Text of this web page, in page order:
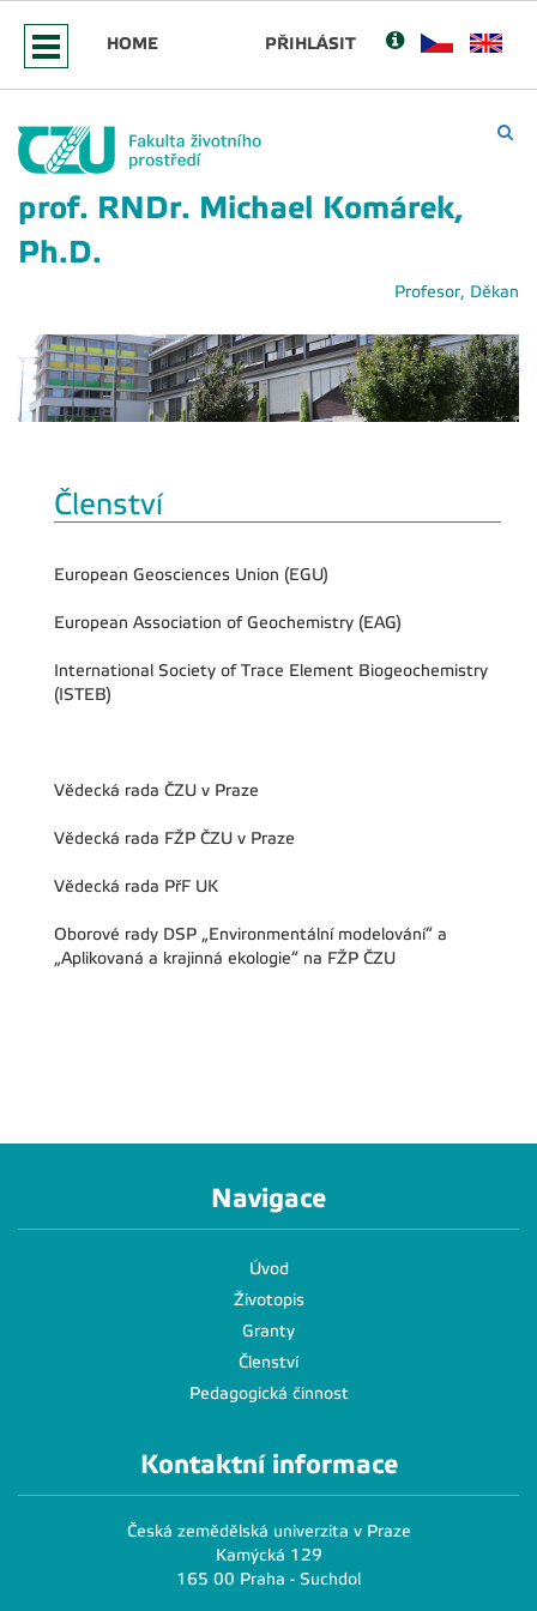
HOME PŘIHLÁSIT
prof. RNDr. Michael Komárek,
Ph.D.
Profesor, Děkan
Členství
European Geosciences Union (EGU)
European Association of Geochemistry (EAG)
International Society of Trace Element Biogeochemistry
(ISTEB)
Vědecká rada ČZU v Praze
Vědecká rada FŽP ČZU v Praze
Vědecká rada PřF UK
Oborové rady DSP „Environmentální modelování“ a
„Aplikovaná a krajinná ekologie“ na FŽP ČZU
Navigace
Úvod
Životopis
Granty
Členství
Pedagogická činnost
Kontaktní informace
Česká zemědělská univerzita v Praze
Kamýcká 129
165 00 Praha - Suchdol